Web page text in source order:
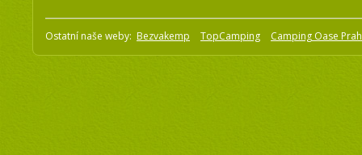
Ostatní naše weby: Bezvakemp TopCamping Camping Oase